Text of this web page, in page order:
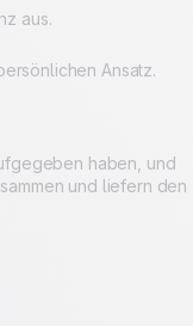
aus.
Ansatz.
haben, und
und liefern den